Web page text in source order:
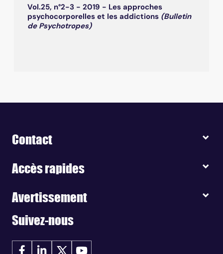
Vol.25, n°2-3 - 2019 - Les approches
psychocorporelles et les addictions (Bulletin
de Psychotropes)
Contact
Accès rapides
Avertissement
Suivez-nous